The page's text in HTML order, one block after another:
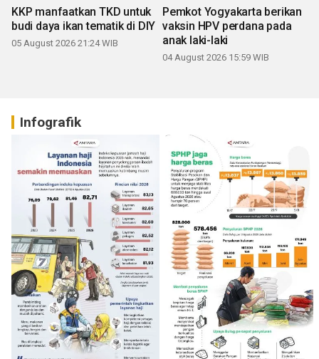
KKP manfaatkan TKD untuk
budi daya ikan tematik di DIY
05 August 2026 21:24 WIB
Pemkot Yogyakarta berikan
vaksin HPV perdana pada
anak laki-laki
04 August 2026 15:59 WIB
Infografik